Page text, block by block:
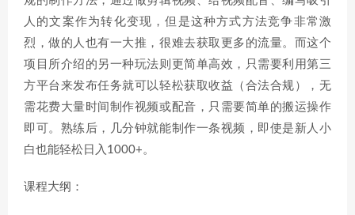
人的文案作为转化变现，但是这种方式方法竞争非常激
烈，做的人也有一大推，很难去获取更多的流量。而这个
项目所介绍的另一种玩法则更简单高效，只需要利用第三
方平台来发布任务就可以轻松获取收益（合法合规），无
需花费大量时间制作视频或配音，只需要简单的搬运操作
即可。熟练后，几分钟就能制作一条视频，即使是新人小
白也能轻松日入1000+。
课程大纲：